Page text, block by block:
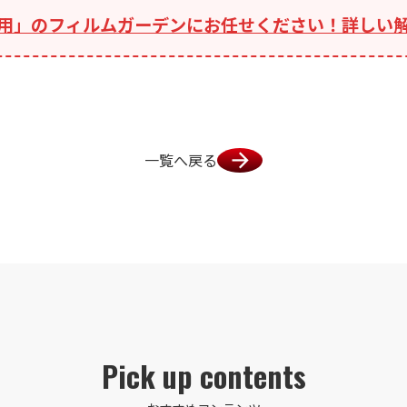
」のフィルムガーデンにお任せください！詳しい
一覧へ戻る
Pick up contents